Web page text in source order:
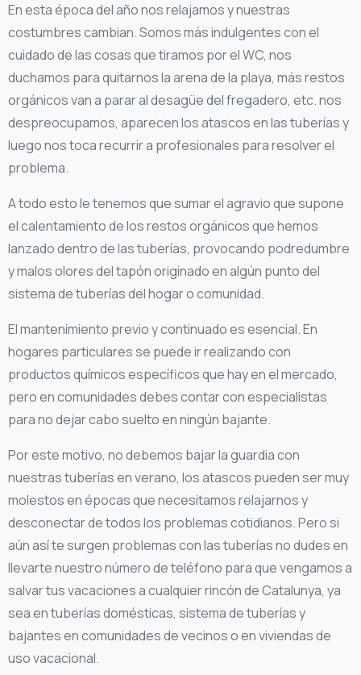
En esta época del año nos relajamos y nuestras
costumbres cambian. Somos más indulgentes con el
cuidado de las cosas que tiramos por el WC, nos
duchamos para quitarnos la arena de la playa, más restos
orgánicos van a parar al desagüe del fregadero, etc. nos
despreocupamos, aparecen los atascos en las tuberías y
luego nos toca recurrir a profesionales para resolver el
problema.
A todo esto le tenemos que sumar el agravio que supone
el calentamiento de los restos orgánicos que hemos
lanzado dentro de las tuberías, provocando podredumbre
y malos olores del tapón originado en algún punto del
sistema de tuberías del hogar o comunidad.
El mantenimiento previo y continuado es esencial. En
hogares particulares se puede ir realizando con
productos químicos específicos que hay en el mercado,
pero en comunidades debes contar con especialistas
para no dejar cabo suelto en ningún bajante.
Por este motivo, no debemos bajar la guardia con
nuestras tuberías en verano, los atascos pueden ser muy
molestos en épocas que necesitamos relajarnos y
desconectar de todos los problemas cotidianos. Pero si
aún así te surgen problemas con las tuberías no dudes en
llevarte nuestro número de teléfono para que vengamos a
salvar tus vacaciones a cualquier rincón de Catalunya, ya
sea en tuberías domésticas, sistema de tuberías y
bajantes en comunidades de vecinos o en viviendas de
uso vacacional.